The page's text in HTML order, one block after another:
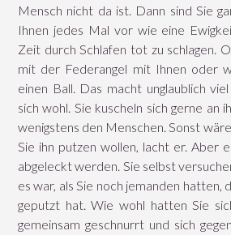
Mensch nicht da ist. Dann sind Sie
Ihnen jedes Mal vor wie eine
Zeit durch Schlafen tot zu schlagen.
mit der Federangel mit Ihnen oder
einen Ball. Das macht unglaublich
sich wohl. Sie kuscheln sich gerne an
wenigstens den Menschen. Sonst
Sie ihn putzen wollen, lacht er. Aber
abgeleckt werden. Sie selbst
es war, als Sie noch jemanden hatten,
geputzt hat. Wie wohl hatten Sie
gemeinsam geschnurrt und sich